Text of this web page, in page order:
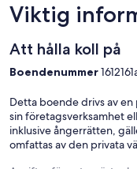
Viktig
Att hålla koll på
Boendenummer
Detta boende drivs av
sin företagsverksamhet
inklusive ångerrätten,
omfattas av den privata